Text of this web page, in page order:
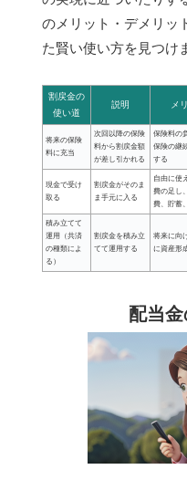
のメリット・デメリッ
た賢い使い方を見つけ
割戻金の
使い道
説明 メ
将来の保険
料に充当
次回以降の保険
料から割戻金額
が差し引かれる
保険料の
保険の継
する
現金で受け
取る
割戻金がそのま
ま手元に入る
自由に使
費の足し
費、貯蓄
積み立てて
運用（共済
の種類によ
る）
割戻金を積み立
てて運用する
将来に向
に資産形
配当